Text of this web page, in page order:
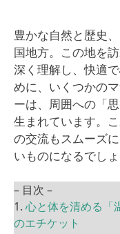
豊かな自然と歴史
国地方。この地を
深く理解し、快適
めに、いくつかの
ーは、周囲への「
生まれています。
の交流もスムーズ
いものになるでしょ
– 目次 –
1. 心と体を清める「
のエチケット